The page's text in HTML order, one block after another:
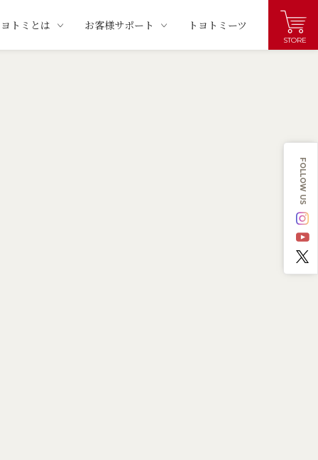
トミとは お客様サポート トヨトミーツ
STORE
FOLLOW US